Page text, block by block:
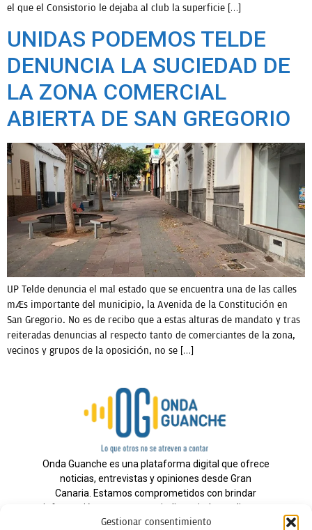
Gestionar consentimiento
el que el Consistorio le dejaba al club la superficie […]
UNIDAS PODEMOS TELDE
DENUNCIA LA SUCIEDAD DE
LA ZONA COMERCIAL
ABIERTA DE SAN GREGORIO
UP Telde denuncia el mal estado que se encuentra una de las calles
más importante del municipio, la Avenida de la Constitución en
San Gregorio. No es de recibo que a estas alturas de mandato y tras
reiteradas denuncias al respecto tanto de comerciantes de la zona,
vecinos y grupos de la oposición, no se […]
Onda Guanche es una plataforma digital que ofrece
noticias, entrevistas y opiniones desde Gran
Canaria. Estamos comprometidos con brindar
información veraz y un periodismo independiente a
nuestra audiencia.